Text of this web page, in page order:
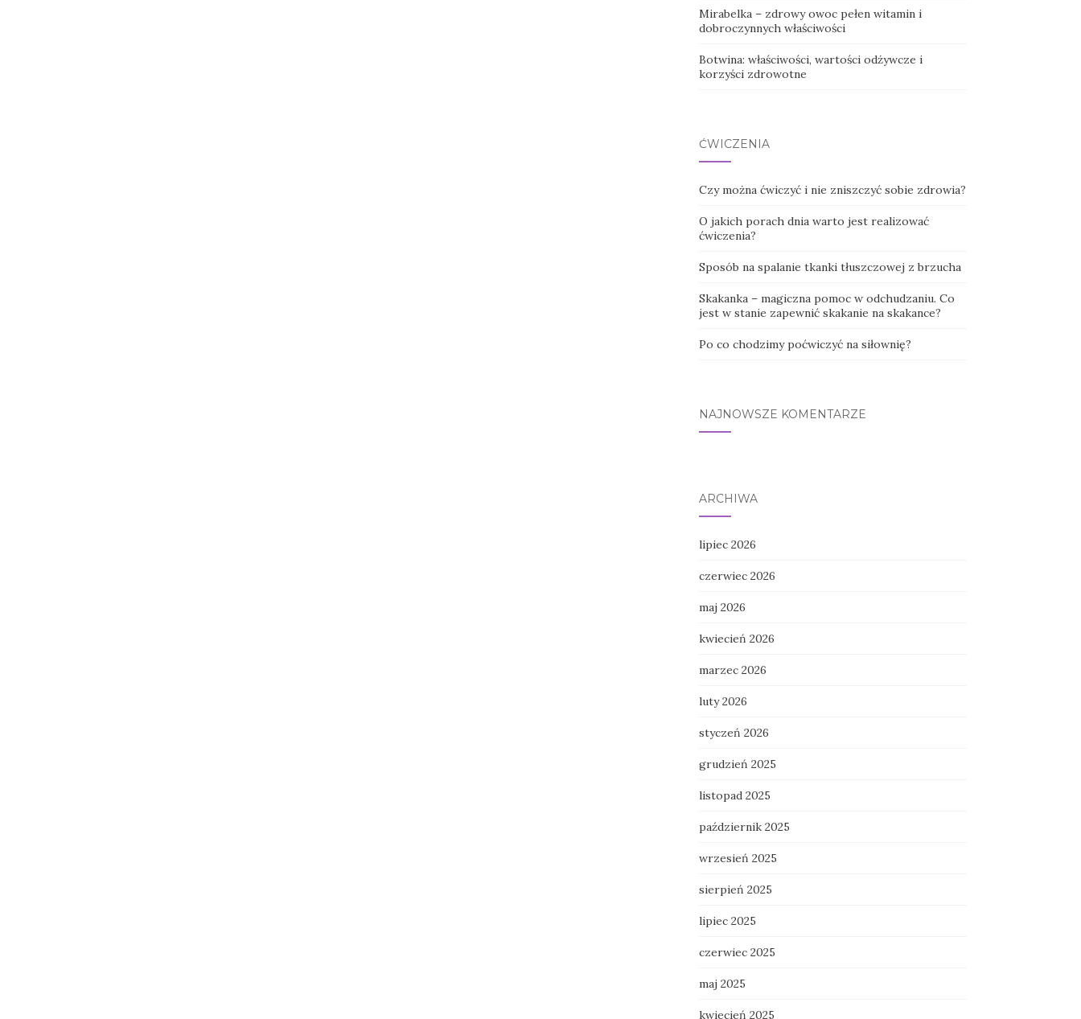
Mirabelka – zdrowy owoc pełen witamin i
dobroczynnych właściwości
Botwina: właściwości, wartości odżywcze i
korzyści zdrowotne
ĆWICZENIA
Czy można ćwiczyć i nie zniszczyć sobie zdrowia?
O jakich porach dnia warto jest realizować
ćwiczenia?
Sposób na spalanie tkanki tłuszczowej z brzucha
Skakanka – magiczna pomoc w odchudzaniu. Co
jest w stanie zapewnić skakanie na skakance?
Po co chodzimy poćwiczyć na siłownię?
NAJNOWSZE KOMENTARZE
ARCHIWA
lipiec 2026
czerwiec 2026
maj 2026
kwiecień 2026
marzec 2026
luty 2026
styczeń 2026
grudzień 2025
listopad 2025
październik 2025
wrzesień 2025
sierpień 2025
lipiec 2025
czerwiec 2025
maj 2025
kwiecień 2025